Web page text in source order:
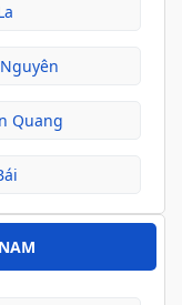
Quang